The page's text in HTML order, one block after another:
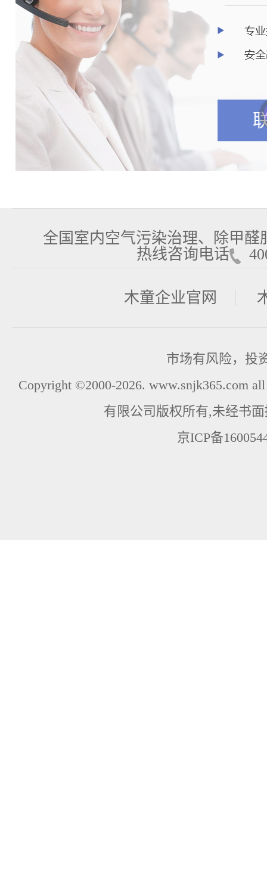
全国室内空气污染治理、除甲
热线咨询电话
木童企业官网
市场有风险，投
Copyright ©2000-2026. www.snjk365.com
有限公司版权所有,未经书
京ICP备